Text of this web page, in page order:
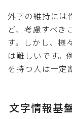
外字の維持には
ど、考慮すべき
す。しかし、様
は難しいです。
を持つ人は一定
文字情報基